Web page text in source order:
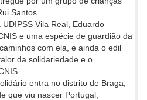
Santos.
Vila Real, Eduardo
e uma espécie de guardião da
com ela, e ainda o edil
da solidariedade e o
entra no distrito de Braga,
que viu nascer Portugal,